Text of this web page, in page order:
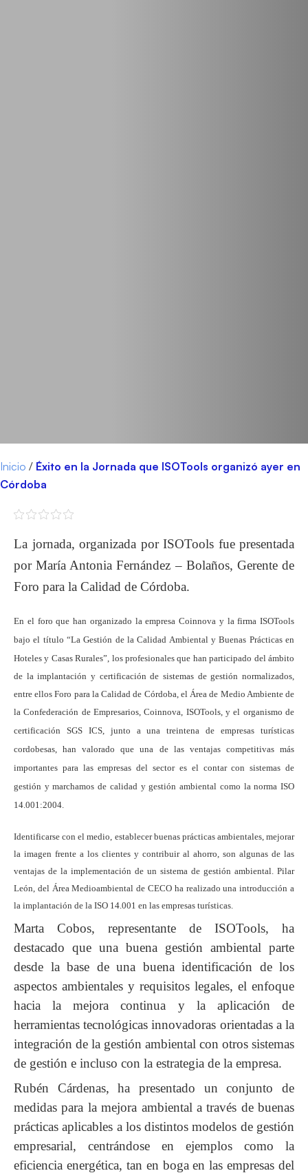
Inicio / Éxito en la Jornada que ISOTools organizó ayer en
Córdoba
La jornada, organizada por ISOTools fue presentada
por María Antonia Fernández – Bolaños, Gerente de
Foro para la Calidad de Córdoba.
En el foro que han organizado la empresa Coinnova y la firma ISOTools
bajo el título “La Gestión dela Calidad Ambiental y Buenas Prácticas en
Hoteles y Casas Rurales”, los profesionales que han participado del ámbito
de la implantación y certificación de sistemas de gestión normalizados,
entre ellos Foro para la Calidad de Córdoba, el Área de Medio Ambiente de
la Confederación de Empresarios, Coinnova, ISOTools, y el organismo de
certificación SGS ICS, junto a una treintena de empresas turísticas
cordobesas, han valorado que una de las ventajas competitivas más
importantes para las empresas del sector es el contar con sistemas de
gestión y marchamos de calidad y gestión ambiental como la norma ISO
14.001:2004.
Identificarse con el medio, establecer buenas prácticas ambientales, mejorar
la imagen frente a los clientes y contribuir al ahorro, son algunas de las
ventajas de la implementación de un sistema de gestión ambiental. Pilar
León, del Área Medioambiental de CECO ha realizado una introducción a
la implantación de la ISO 14.001 en las empresas turísticas.
Marta Cobos, representante de ISOTools, ha
destacado que una buena gestión ambiental parte
desde la base de una buena identificación de los
aspectos ambientales y requisitos legales, el enfoque
hacia la mejora continua y la aplicación de
herramientas tecnológicas innovadoras orientadas a la
integración de la gestión ambiental con otros sistemas
de gestión e incluso con la estrategia de la empresa.
Rubén Cárdenas, ha presentado un conjunto de
medidas para la mejora ambiental a través de buenas
prácticas aplicables a los distintos modelos de gestión
empresarial, centrándose en ejemplos como la
eficiencia energética, tan en boga en las empresas del